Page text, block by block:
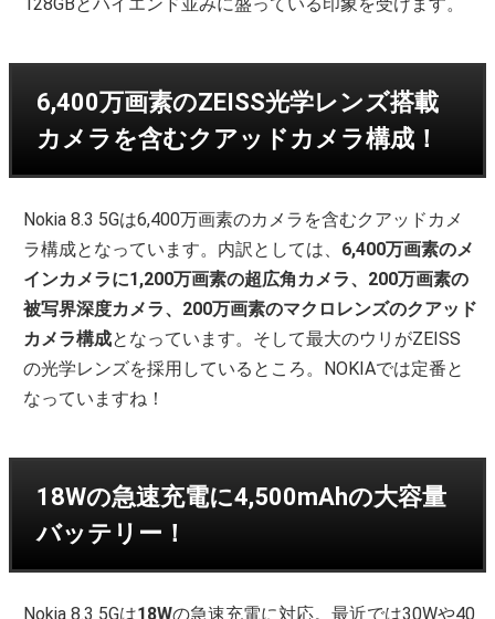
6,400万画素のZEISS光学レンズ搭載
カメラを含むクアッドカメラ構成！
Nokia 8.3 5Gは6,400万画素のカメラを含むクアッドカメ
ラ構成となっています。内訳としては、 6,400万画素のメ
インカメラに1,200万画素の超広角カメラ、200万画素の
被写界深度カメラ、200万画素のマクロレンズのクアッド
カメラ構成となっています。そして最大のウリがZEISS
の光学レンズを採用しているところ。NOKIAでは定番と
なっていますね！
18Wの急速充電に4,500mAhの大容量
バッテリー！
Nokia 8.3 5Gは18Wの急速充電に対応。最近では30Wや40